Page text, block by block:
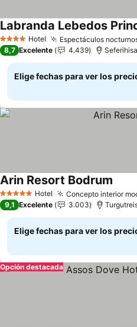
4 EstrellasHotel Espectáculos
Labranda Lebedos
8,7 Excelente 4.439
Elige fechas para ver los
5 Estrellas Hotel Concepto interior
Arin Resort Bodrum
9,1 Excelente 3.003
Elige fechas para ver los
Opción destacada